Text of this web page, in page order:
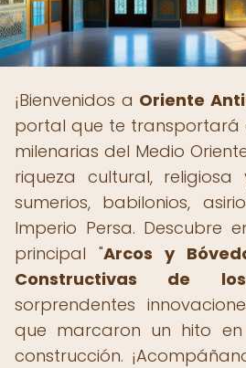
¡Bienvenidos a Oriente
portal que te transportará
milenarias del Medio
riqueza cultural,
sumerios, babilonios,
Imperio Persa. Descubre
principal "Arcos y
Constructivas de
sorprendentes
que marcaron un hito
construcción.